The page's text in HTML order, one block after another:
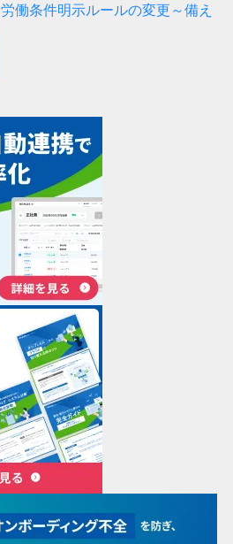
労働条件明示ルールの変更～備え